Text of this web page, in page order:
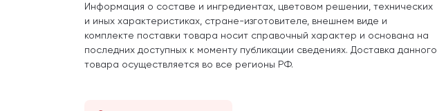
Информация о составе и ингредиентах, цветовом решении, технических
и иных характеристиках, стране-изготовителе, внешнем виде и
комплекте поставки товара носит справочный характер и основана на
последних доступных к моменту публикации сведениях. Доставка данного
товара осуществляется во все регионы РФ.